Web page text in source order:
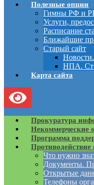
Полезные опции
Гимны РФ и
Услуги,
Расписание
Ближайшие
Старый сайт
НПА.
Карта сайта
Прокуратура
Некоммерческие
Программа
Противодействие
Что нужно
Документы.
Открытые
Телефоны